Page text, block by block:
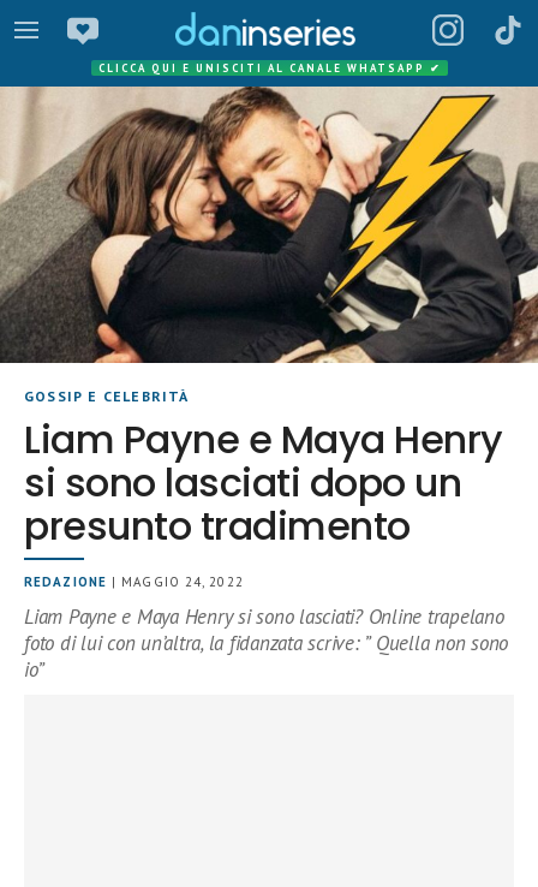
CLICCA QUI E UNISCITI AL CANALE WHATSAPP ✔
GOSSIP E CELEBRITÀ
Liam Payne e Maya Henry
si sono lasciati dopo un
presunto tradimento
REDAZIONE | MAGGIO 24, 2022
Liam Payne e Maya Henry si sono lasciati? Online trapelano
foto di lui con un’altra, la fidanzata scrive: ” Quella non sono
io”